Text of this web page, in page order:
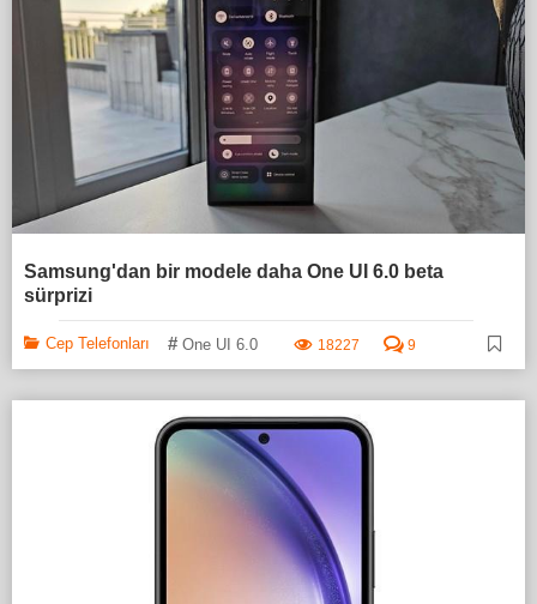
Samsung'dan bir modele daha One UI 6.0 beta
sürprizi
Cep Telefonları # One UI 6.0 18227 9